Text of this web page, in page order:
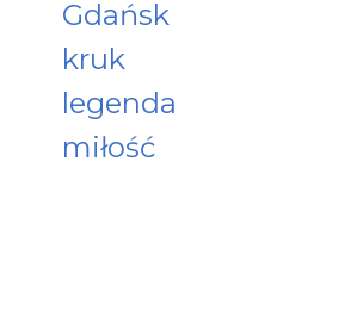
Gdańsk
kruk
legenda
miłość